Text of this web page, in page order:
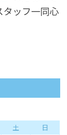
タッフ一同心
土 日